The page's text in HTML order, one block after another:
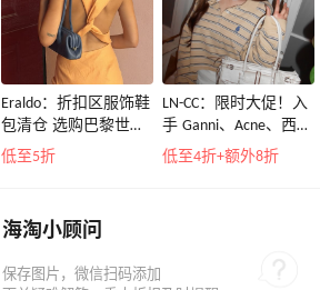
Eraldo：折扣区服饰鞋
包清仓 选购巴黎世
家、Toteme、西太后
低至5折
LN-CC：限时大促！入
手 Ganni、Acne、西太
后等
低至4折+额外8折
海淘小顾问